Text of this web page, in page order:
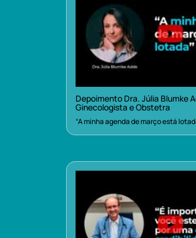
Depoimento Dra. Júlia Blumke
Ginecologista e Obstetra
“A minha agenda de março está